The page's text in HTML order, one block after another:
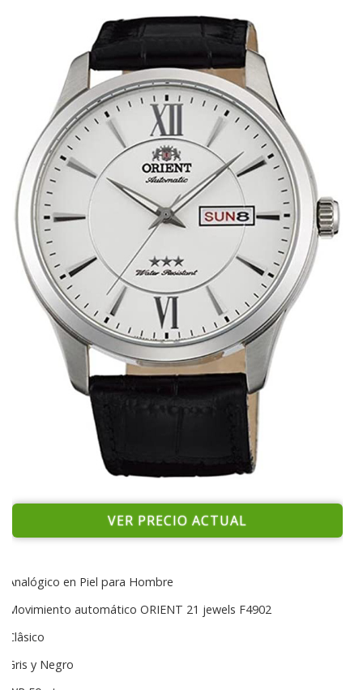
VER PRECIO ACTUAL
Analógico en Piel para Hombre
Movimiento automático ORIENT 21 jewels F4902
Clâsico
Gris y Negro